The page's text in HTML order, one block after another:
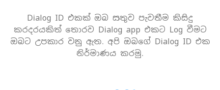
Dialog ID එකක් ඔබ සතුව පැවතීම කිසිදු
කරදරයකිත් තොරව Dialog app එකට Log වීමට
ඔබට උපකාර වනු ඇත. අපි ඔබගේ Dialog ID එක
නිර්මාණය කරමු.